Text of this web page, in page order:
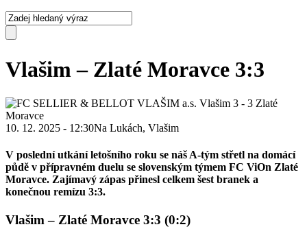
Vlašim – Zlaté Moravce 3:3
Vlašim 3 - 3 Zlaté
Moravce
10. 12. 2025 - 12:30Na Lukách, Vlašim
V poslední utkání letošního roku se náš A-tým střetl na domácí
půdě v přípravném duelu se slovenským týmem FC ViOn Zlaté
Moravce. Zajímavý zápas přinesl celkem šest branek a
konečnou remízu 3:3.
Vlašim – Zlaté Moravce 3:3 (0:2)